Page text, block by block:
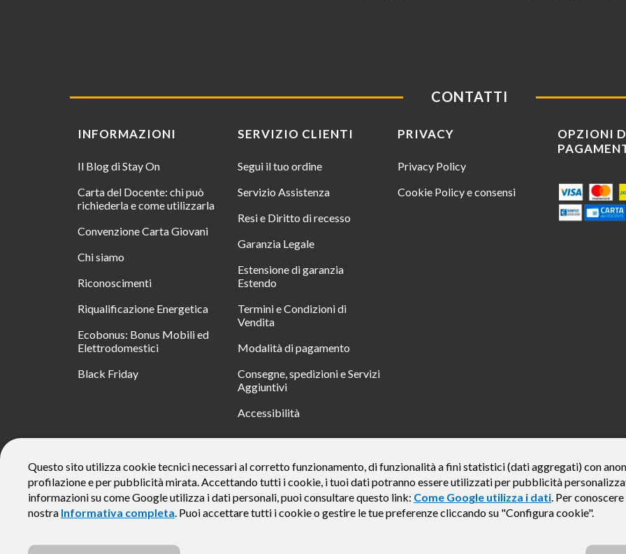
CONTATTI
INFORMAZIONI
Il Blog di Stay On
Carta del Docente: chi può
richiederla e come utilizzarla
Convenzione Carta Giovani
Chi siamo
Riconoscimenti
Riqualificazione Energetica
Ecobonus: Bonus Mobili ed
Elettrodomestici
Black Friday
SERVIZIO CLIENTI
Segui il tuo ordine
Servizio Assistenza
Resi e Diritto di recesso
Garanzia Legale
Estensione di garanzia
Estendo
Termini e Condizioni di
Vendita
Modalità di pagamento
Consegne, spedizioni e Servizi
Aggiuntivi
Accessibilità
PRIVACY
Privacy Policy
Cookie Policy e consensi
OPZIONI
Messaggio pubblicitario con finalità promozionale. Offerta di credito finalizzato valida dal 07/07/2026 al 15/01/2027 come da esempio
rate da € 40 costi accessori dell’offerta azzerati. Importo totale del credito € 800. Importo totale dovuto dal Consumatore € 920. Decorrenza media
responsabile e di conoscere eventuali altre offerte disponibili, Findomestic ti ricorda, prima di sottoscrivere il contratto, di prendere visione di
alle Informazioni Europee di Base sul Credito ai Consumatori (IEBCC) nel percorso online. Salvo approvazione di Findomestic Banca S.p.A.. Il
Questo sito utilizza cookie tecnici necessari al corretto funzionamento, di funzionalità a fini statistici (dati aggregati) con
profilazione e per pubblicità mirata. Accettando tutti i cookie, i tuoi dati potranno essere utilizzati per pubblicità
informazioni su come Google utilizza i dati personali, puoi consultare questo link: Come Google utilizza i dati. Per
nostra Informativa completa. Puoi accettare tutti i cookie o gestire le tue preferenze cliccando su "Configura cookie".